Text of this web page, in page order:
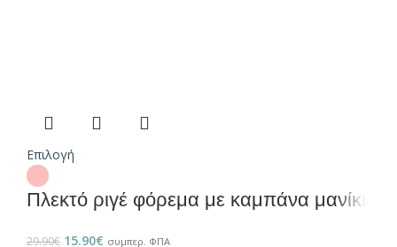
Επιλογή
Πλεκτό ριγέ φόρεμα με καμπάνα μανίκι
29.90€ 15.90€ συμπερ. ΦΠΑ